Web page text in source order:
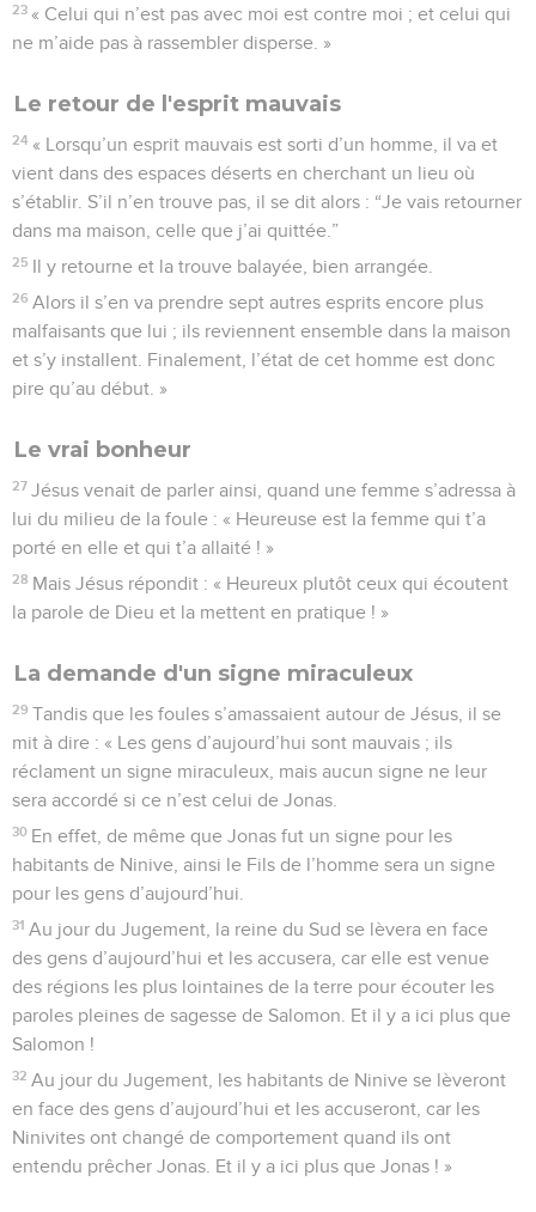
23 « Celui qui n’est pas avec moi est contre moi ; et celui qui
ne m’aide pas à rassembler disperse. »
Le retour de l'esprit mauvais
24 « Lorsqu’un esprit mauvais est sorti d’un homme, il va et
vient dans des espaces déserts en cherchant un lieu où
s’établir. S’il n’en trouve pas, il se dit alors : “Je vais retourner
dans ma maison, celle que j’ai quittée.”
25 Il y retourne et la trouve balayée, bien arrangée.
26 Alors il s’en va prendre sept autres esprits encore plus
malfaisants que lui ; ils reviennent ensemble dans la maison
et s’y installent. Finalement, l’état de cet homme est donc
pire qu’au début. »
Le vrai bonheur
27 Jésus venait de parler ainsi, quand une femme s’adressa à
lui du milieu de la foule : « Heureuse est la femme qui t’a
porté en elle et qui t’a allaité ! »
28 Mais Jésus répondit : « Heureux plutôt ceux qui écoutent
la parole de Dieu et la mettent en pratique ! »
La demande d'un signe miraculeux
29 Tandis que les foules s’amassaient autour de Jésus, il se
mit à dire : « Les gens d’aujourd’hui sont mauvais ; ils
réclament un signe miraculeux, mais aucun signe ne leur
sera accordé si ce n’est celui de Jonas.
30 En effet, de même que Jonas fut un signe pour les
habitants de Ninive, ainsi le Fils de l’homme sera un signe
pour les gens d’aujourd’hui.
31 Au jour du Jugement, la reine du Sud se lèvera en face
des gens d’aujourd’hui et les accusera, car elle est venue
des régions les plus lointaines de la terre pour écouter les
paroles pleines de sagesse de Salomon. Et il y a ici plus que
Salomon !
32 Au jour du Jugement, les habitants de Ninive se lèveront
en face des gens d’aujourd’hui et les accuseront, car les
Ninivites ont changé de comportement quand ils ont
entendu prêcher Jonas. Et il y a ici plus que Jonas ! »